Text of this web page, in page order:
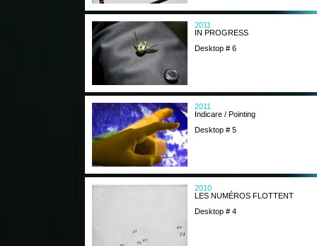
2011
IN PROGRESS
Desktop # 6
2011
Indicare / Pointing
Desktop # 5
2010
LES NUMÉROS FLOTTENT
Desktop # 4